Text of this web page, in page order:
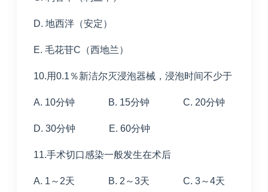
D. 地西泮（安定）
E. 毛花苷C（西地兰）
10.用0.1％新洁尔灭浸泡器械，浸泡时间不少于
A. 10分钟 B. 15分钟 C. 20分钟
D. 30分钟 E. 60分钟
11.手术切口感染一般发生在术后
A. 1～2天 B. 2～3天 C. 3～4天